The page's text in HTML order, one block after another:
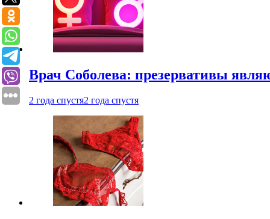
Врач Соболева: презервативы
2 года спустя2 года спустя